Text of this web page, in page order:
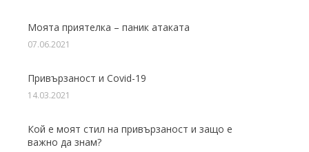
Моята приятелка – паник атаката
07.06.2021
Привързаност и Covid-19
14.03.2021
Кой е моят стил на привързаност и защо е
важно да знам?